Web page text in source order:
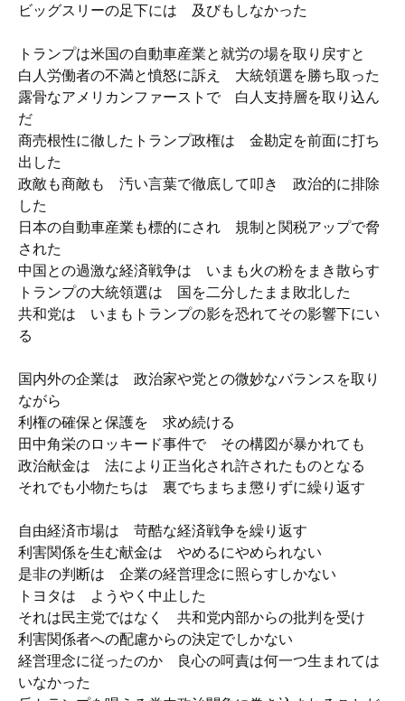
ビッグスリーの足下には 及びもしなかった
トランプは米国の自動車産業と就労の場を取り戻すと
白人労働者の不満と憤怒に訴え 大統領選を勝ち取った
露骨なアメリカンファーストで 白人支持層を取り込ん
だ
商売根性に徹したトランプ政権は 金勘定を前面に打ち
出した
政敵も商敵も 汚い言葉で徹底して叩き 政治的に排除
した
日本の自動車産業も標的にされ 規制と関税アップで脅
された
中国との過激な経済戦争は いまも火の粉をまき散らす
トランプの大統領選は 国を二分したまま敗北した
共和党は いまもトランプの影を恐れてその影響下にい
る
国内外の企業は 政治家や党との微妙なバランスを取り
ながら
利権の確保と保護を 求め続ける
田中角栄のロッキード事件で その構図が暴かれても
政治献金は 法により正当化され許されたものとなる
それでも小物たちは 裏でちまちま懲りずに繰り返す
自由経済市場は 苛酷な経済戦争を繰り返す
利害関係を生む献金は やめるにやめられない
是非の判断は 企業の経営理念に照らすしかない
トヨタは ようやく中止した
それは民主党ではなく 共和党内部からの批判を受け
利害関係者への配慮からの決定でしかない
経営理念に従ったのか 良心の呵責は何一つ生まれては
いなかった